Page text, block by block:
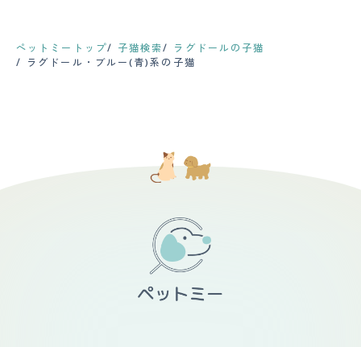
ペットミートップ 子猫検索
ラグドールの子猫
ラグドール・ブルー(青)系の子猫